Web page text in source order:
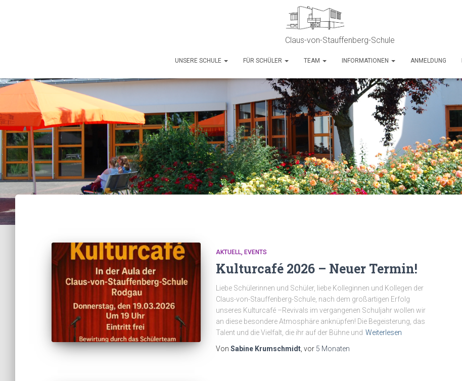
Claus-von-Stauffenberg-Schule
UNSERE SCHULE FÜR SCHÜLER TEAM INFORMATIONEN ANMELDUNG
AKTUELL EVENTS
Kulturcafé 2026 – Neuer Termin!
Liebe Schülerinnen und Schüler, liebe Kolleginnen und Kollegen der
Claus-von-Stauffenberg-Schule, nach dem großartigen Erfolg
unseres Kulturcafé –Revivals im vergangenen Schuljahr wollen wir
an diese besondere Atmosphäre anknüpfen! Die Begeisterung, das
Talent und die Vielfalt, die ihr auf der Bühne und Weiterlesen
Von Sabine Krumschmidt , vor 5 Monaten